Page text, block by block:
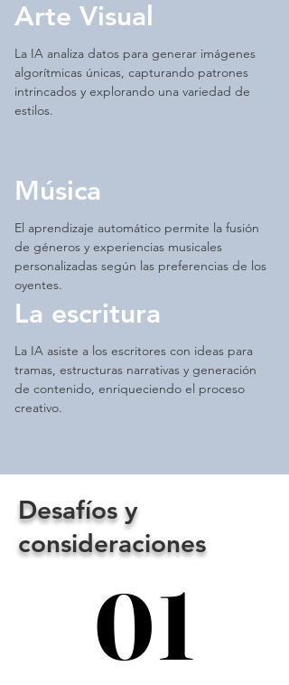
Arte Visual
La IA analiza datos para generar imágenes
algorítmicas únicas, capturando patrones
intrincados y explorando una variedad de
estilos.
Música
El aprendizaje automático permite la fusión
de géneros y experiencias musicales
personalizadas según las preferencias de los
oyentes.
La escritura
La IA asiste a los escritores con ideas para
tramas, estructuras narrativas y generación
de contenido, enriqueciendo el proceso
creativo.
​Desafíos y
consideraciones
01
01